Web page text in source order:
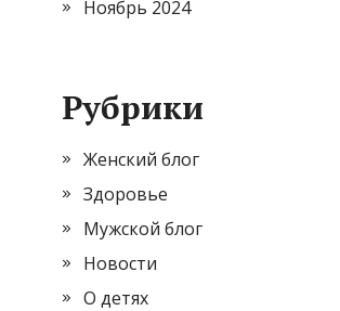
Ноябрь 2024
Рубрики
Женский блог
Здоровье
Мужской блог
Новости
О детях